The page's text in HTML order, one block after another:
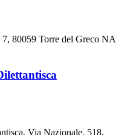
80059 Torre del Greco NA
Via Nazionale, 518,